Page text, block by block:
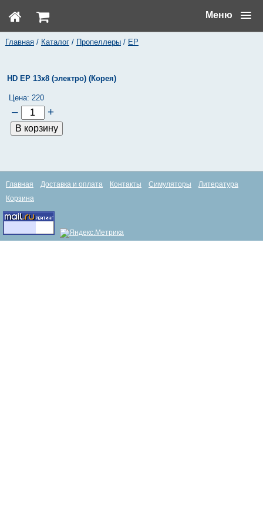
Меню
Главная/ Каталог/ Пропеллеры/ EP
HD EP 13x8 (электро) (Корея)
Цена: 220
– +
Главная Доставка и оплата Контакты Симуляторы
Литература
Корзина